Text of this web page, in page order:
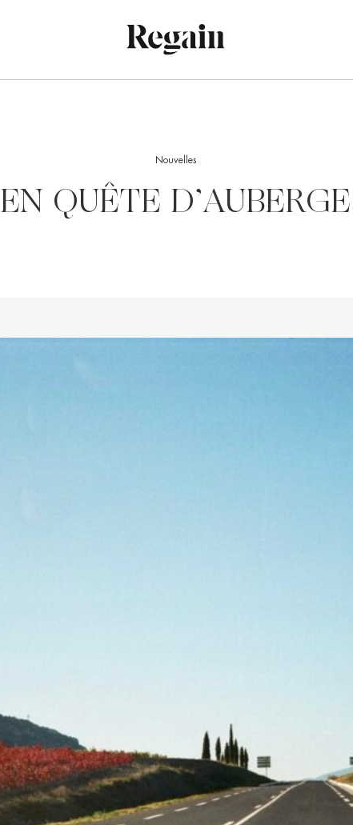
Nouvelles
EN QUÊTE D’AUBERGE